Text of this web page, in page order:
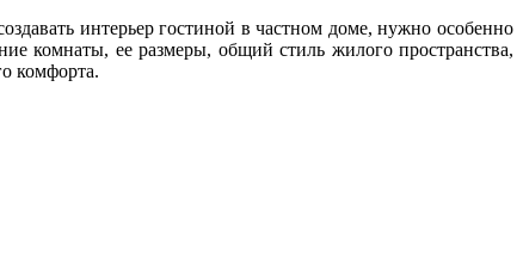
интерьер гостиной в частном доме, нужно особенно
комнаты, ее размеры, общий стиль жилого пространства,
комфорта.